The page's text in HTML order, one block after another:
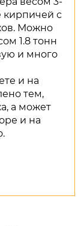
кирпичей с
Можно
1.8 тонн
и много
и на
тем,
а может
и на